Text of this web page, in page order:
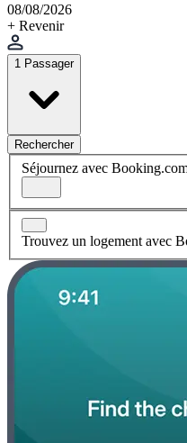
08/08/2026
+ Revenir
1 Passager
Rechercher
Séjournez avec
Trouvez un logement avec